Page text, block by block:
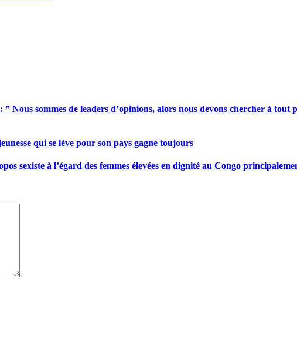
Nous sommes de leaders d’opinions, alors nous devons chercher à
qui se lève pour son pays gagne toujours
sexiste à l’égard des femmes élevées en dignité au Congo